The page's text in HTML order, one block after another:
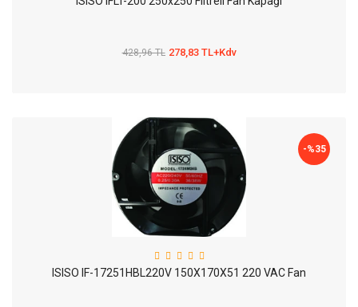
428,96 TL 278,83 TL+Kdv
-%35
ISISO IF-17251HBL220V 150X170X51 220 VAC Fan